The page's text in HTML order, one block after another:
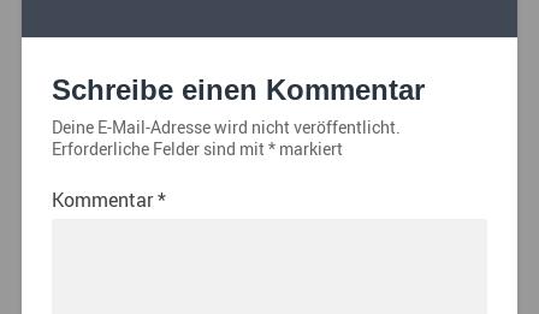
Schreibe einen Kommentar
Deine E-Mail-Adresse wird nicht veröffentlicht.
Erforderliche Felder sind mit*markiert
Kommentar*